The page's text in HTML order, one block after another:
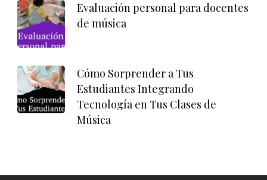
Evaluación personal para docentes
de música
Cómo Sorprender a Tus
Estudiantes Integrando
Tecnología en Tus Clases de
Música